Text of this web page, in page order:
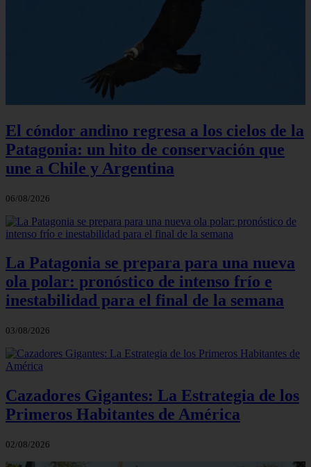
El cóndor andino regresa a los cielos de la
Patagonia: un hito de conservación que
une a Chile y Argentina
06/08/2026
La Patagonia se prepara para una nueva
ola polar: pronóstico de intenso frío e
inestabilidad para el final de la semana
03/08/2026
Cazadores Gigantes: La Estrategia de los
Primeros Habitantes de América
02/08/2026